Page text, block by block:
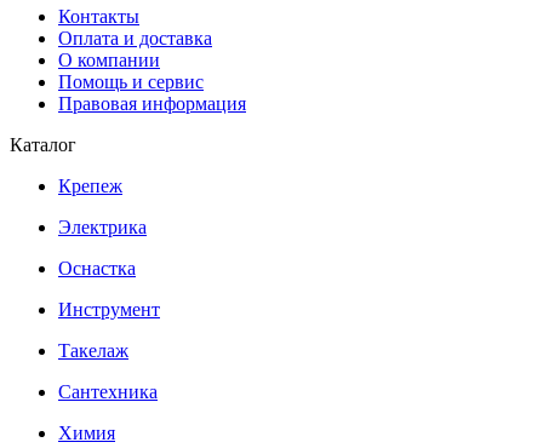
Контакты
Оплата и доставка
О компании
Помощь и сервис
Правовая информация
Каталог
Крепеж
Электрика
Оснастка
Инструмент
Такелаж
Сантехника
Химия